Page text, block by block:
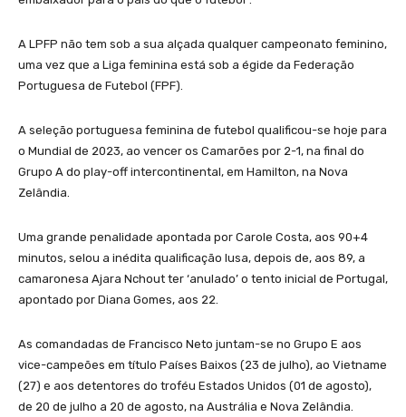
A LPFP não tem sob a sua alçada qualquer campeonato feminino,
uma vez que a Liga feminina está sob a égide da Federação
Portuguesa de Futebol (FPF).
A seleção portuguesa feminina de futebol qualificou-se hoje para
o Mundial de 2023, ao vencer os Camarões por 2-1, na final do
Grupo A do play-off intercontinental, em Hamilton, na Nova
Zelândia.
Uma grande penalidade apontada por Carole Costa, aos 90+4
minutos, selou a inédita qualificação lusa, depois de, aos 89, a
camaronesa Ajara Nchout ter ‘anulado’ o tento inicial de Portugal,
apontado por Diana Gomes, aos 22.
As comandadas de Francisco Neto juntam-se no Grupo E aos
vice-campeões em título Países Baixos (23 de julho), ao Vietname
(27) e aos detentores do troféu Estados Unidos (01 de agosto),
de 20 de julho a 20 de agosto, na Austrália e Nova Zelândia.